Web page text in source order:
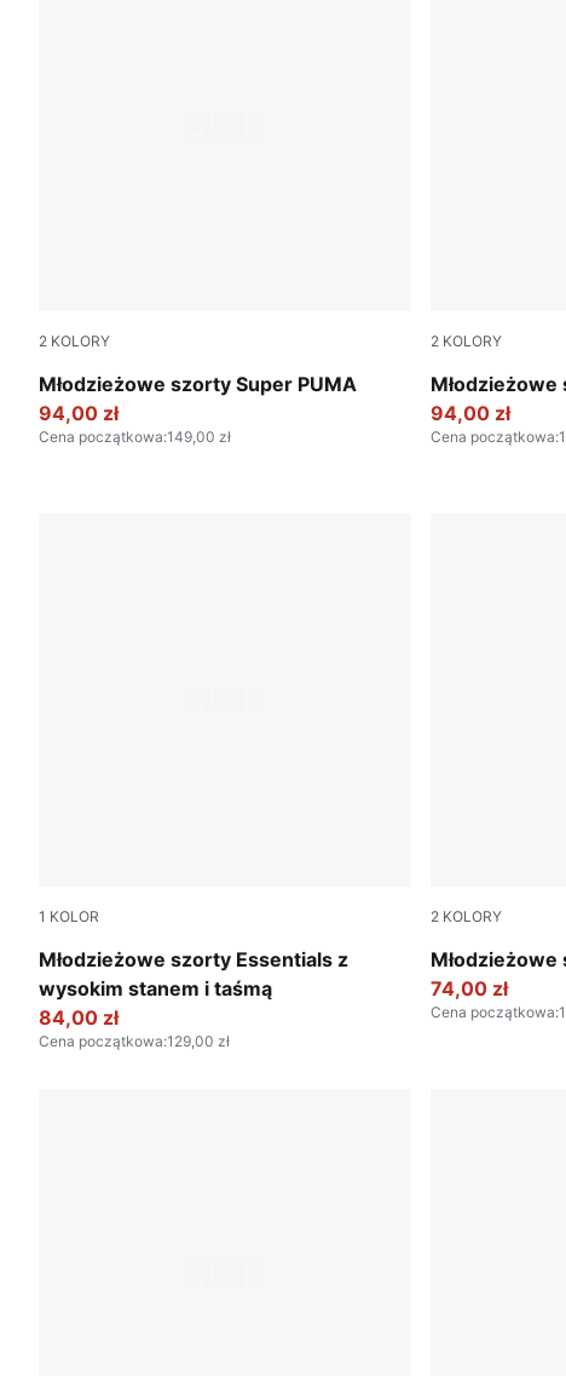
2 KOLORY
Młodzieżowe szorty Super PUMA
New Navy
94,00 zł
Cena początkowa:149,00 zł
2 KOLORY
For All Time
94,00 zł
Cena początkowa:
1 KOLOR
Młodzieżowe szorty Essentials z
wysokim stanem i taśmą
Seafoam
84,00 zł
Cena początkowa:129,00 zł
2 KOLORY
New Navy
74,00 zł
Cena początkowa: